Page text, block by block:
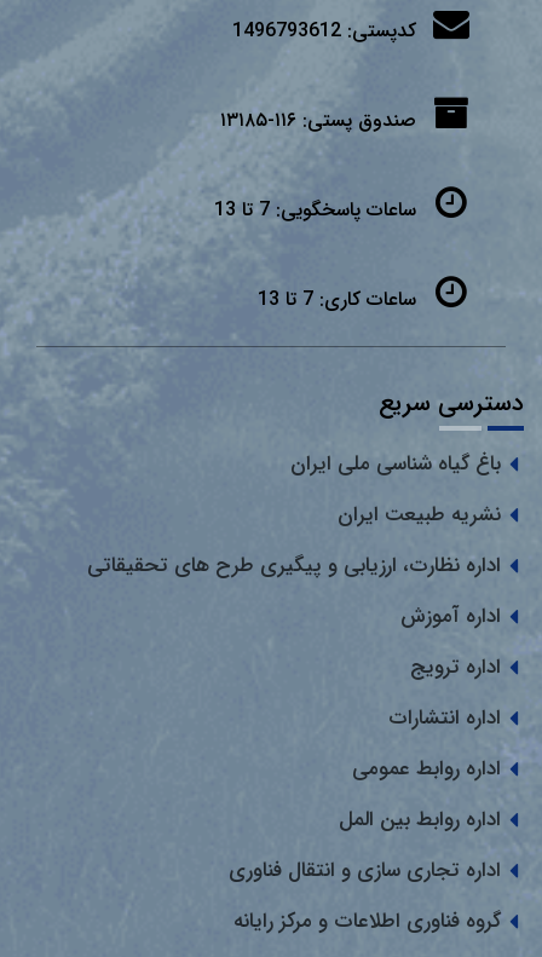
کدپستی: 1496793612
صندوق پستی: ۱۱۶-۱۳۱۸۵
ساعات پاسخگویی: 7 تا 13
ساعات کاری: 7 تا 13
دسترسی سریع
باغ گیاه شناسی ملی ایران
نشریه طبیعت ایران
اداره نظارت، ارزیابی و پیگیری طرح های تحقیقاتی
اداره آموزش
اداره ترویج
اداره انتشارات
اداره روابط عمومی
اداره روابط بین المل
اداره تجاری سازی و انتقال فناوری
گروه فناوری اطلاعات و مرکز رایانه